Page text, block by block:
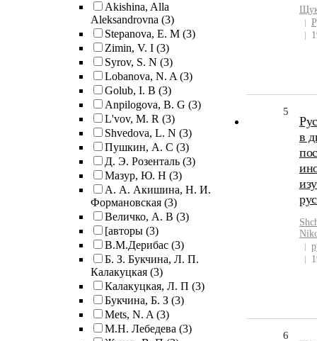
Akishina, Alla
Aleksandrovna (3)
Stepanova, E. M (3)
Zimin, V. I (3)
Syrov, S. N (3)
Lobanova, N. A(3)
Golub, I. B (3)
Anpilogova, B. G (3)
L'vov, M. R (3)
Shvedova, L. N (3)
Пушкин, А. С (3)
Д. Э. Розенталь (3)
Мазур, Ю. Н (3)
А. А. Акишина, Н. И.
Формановская (3)
Величко, А. В (3)
[авторы (3)
В.М.Дерибас (3)
Б. З. Букчина, Л. П.
Калакуцкая (3)
Калакуцкая, Л. П (3)
Букчина, Б. З (3)
Mets, N. A(3)
М.Н. Лебедева (3)
5
в
6